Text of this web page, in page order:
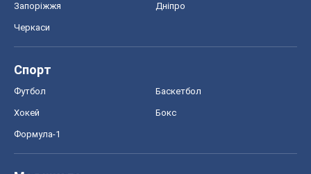
Запоріжжя Дніпро
Черкаси
Спорт
Футбол Баскетбол
Хокей Бокс
Формула-1